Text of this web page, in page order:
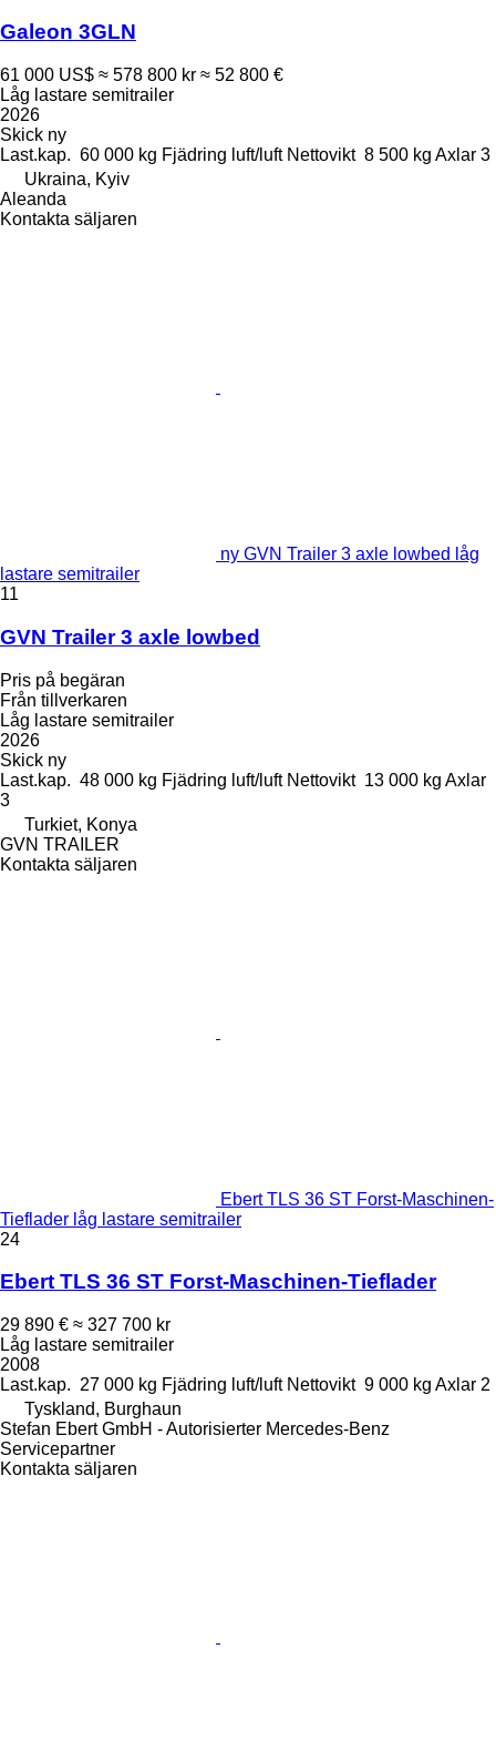
Galeon 3GLN
61 000 US$ ≈ 578 800 kr ≈ 52 800 €
Låg lastare semitrailer
2026
Skick ny
Last.kap. 60 000 kg Fjädring luft/luft Nettovikt 8 500 kg Axlar 3
Ukraina, Kyiv
Aleanda
Kontakta säljaren
ny GVN Trailer 3 axle lowbed låg
lastare semitrailer
11
GVN Trailer 3 axle lowbed
Pris på begäran
Från tillverkaren
Låg lastare semitrailer
2026
Skick ny
Last.kap. 48 000 kg Fjädring luft/luft Nettovikt 13 000 kg Axlar
3
Turkiet, Konya
GVN TRAILER
Kontakta säljaren
Ebert TLS 36 ST Forst-Maschinen-
Tieflader låg lastare semitrailer
24
Ebert TLS 36 ST Forst-Maschinen-Tieflader
29 890 € ≈ 327 700 kr
Låg lastare semitrailer
2008
Last.kap. 27 000 kg Fjädring luft/luft Nettovikt 9 000 kg Axlar 2
Tyskland, Burghaun
Stefan Ebert GmbH - Autorisierter Mercedes-Benz
Servicepartner
Kontakta säljaren